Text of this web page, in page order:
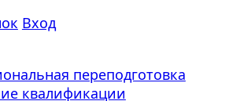
Вход
переподготовка
квалификации